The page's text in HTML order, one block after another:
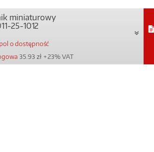
miniaturowy
25-1012
o dostępność
35.93 zł + 23% VAT